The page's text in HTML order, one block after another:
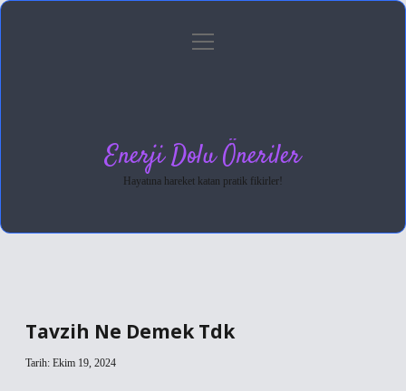
Gizlilik Politikası
menüyü
Enerji Dolu Öneriler
Hayatına hareket katan pratik fikirler!
Tavzih Ne Demek Tdk
Tarih: Ekim 19, 2024